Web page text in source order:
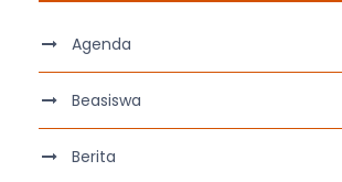
Agenda
Beasiswa
Berita